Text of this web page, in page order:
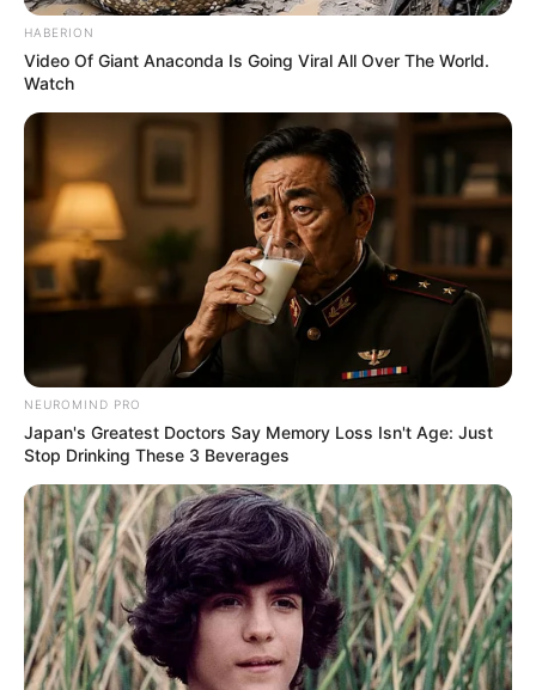
Moldavinë, tekniku 73-vjeçar ka dhënë një intervistë të gjatë
për “Supersport”, ku është rrëfyer mbi shumë gjëra.
HABERION
Video Of Giant Anaconda Is Going Viral All Over The World.
Watch
NEUROMIND PRO
Japan's Greatest Doctors Say Memory Loss Isn't Age: Just
Stop Drinking These 3 Beverages